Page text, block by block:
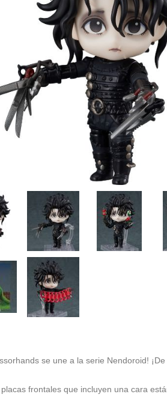
se une a la serie Nendoroid!
frontales que incluyen una cara